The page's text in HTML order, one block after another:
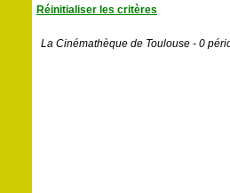
Réinitialiser les critères
La Cinémathèque de Toulouse - 0